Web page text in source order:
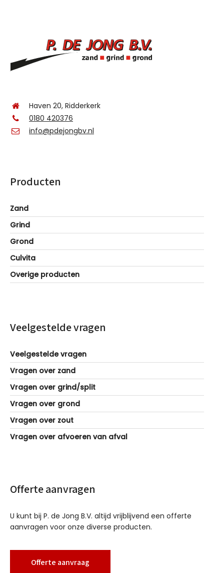
Haven 20, Ridderkerk
0180 420376
info@pdejongbv.nl
Producten
Zand
Grind
Grond
Culvita
Overige producten
Veelgestelde vragen
Veelgestelde vragen
Vragen over zand
Vragen over grind/split
Vragen over grond
Vragen over zout
Vragen over afvoeren van afval
Offerte aanvragen
U kunt bij P. de Jong B.V. altijd vrijblijvend een offerte
aanvragen voor onze diverse producten.
Offerte aanvraag